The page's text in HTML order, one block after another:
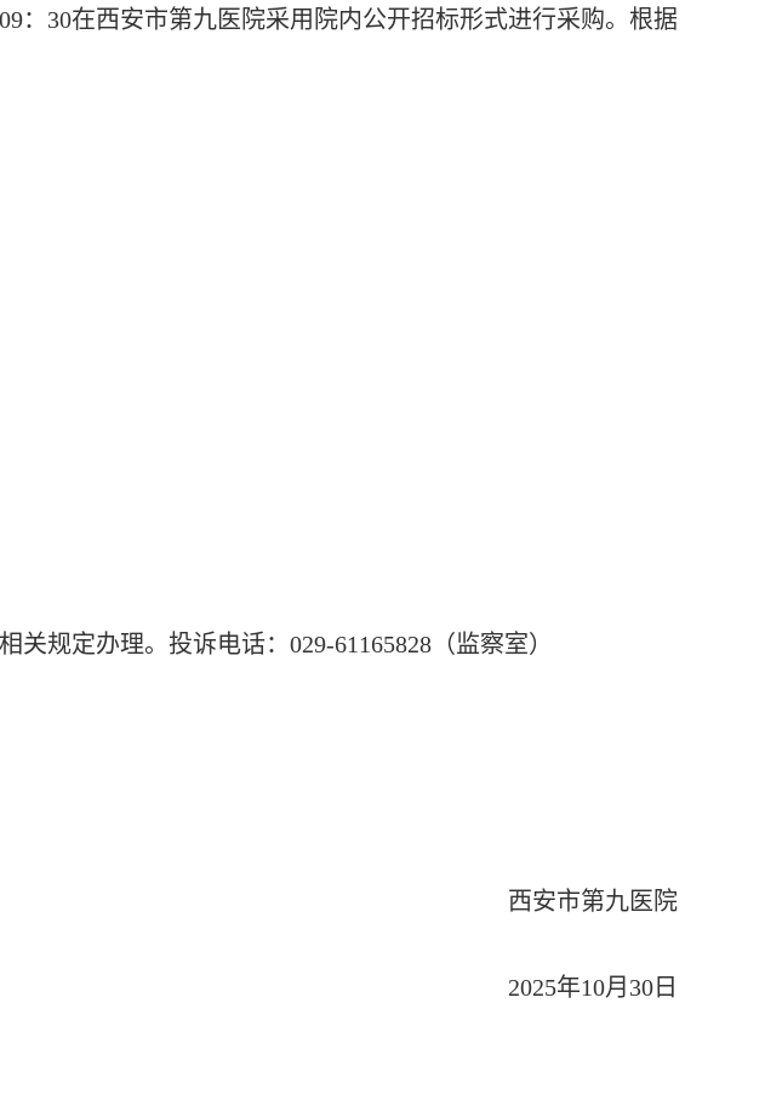
09： 30在西安市第九医院采用院内公开招标形式进行采购。根据
关规定办理。 投诉电话： 029-61165828（监察室）
西安市第九医院
2025年10月 30日